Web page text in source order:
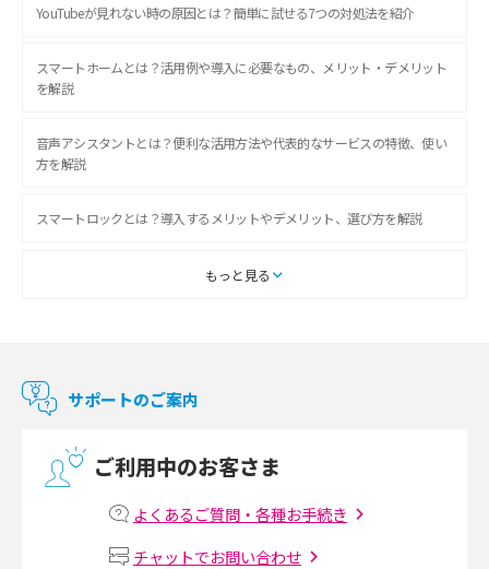
YouTubeが見れない時の原因とは？簡単に試せる7つの対処法を紹介
スマートホームとは？活用例や導入に必要なもの、メリット・デメリット
を解説
音声アシスタントとは？便利な活用方法や代表的なサービスの特徴、使い
方を解説
スマートロックとは？導入するメリットやデメリット、選び方を解説
スマートテレビとは？特徴や選び方、使い方をわかりやすく解説
マンションで使えるWi-Fiは？種類ごとの特徴や選び方を紹介
マンションで光回線の利用を始める手順は？設備状況の確認方法も解説
Wi-Fiルーターの設定方法をわかりやすく解説！事前に準備すべきものも紹
もっと見る
サポートのご案内
ご利用中のお客さま
よくあるご質問・各種お手続き
チャットでお問い合わせ